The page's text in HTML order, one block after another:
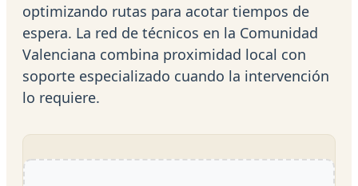
optimizando rutas para acotar tiempos de
espera. La red de técnicos en la Comunidad
Valenciana combina proximidad local con
soporte especializado cuando la intervención
lo requiere.